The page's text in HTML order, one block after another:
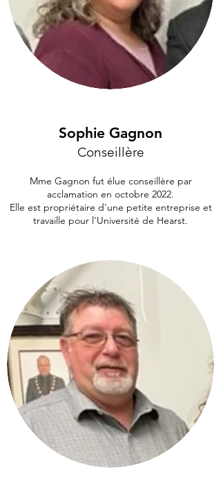
Sophie Gagnon
Conseillère
Mme Gagnon fut élue conseillère par
acclamation en octobre 2022.
Elle est propriétaire d'une petite entreprise et
travaille pour l'Université de Hearst.